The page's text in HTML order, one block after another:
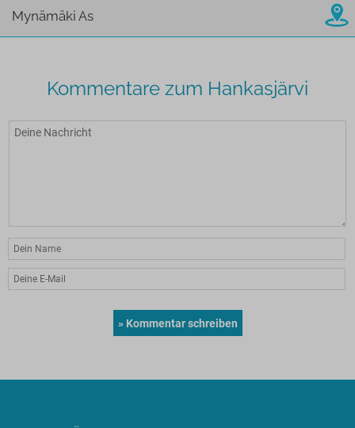
Mynämäki As
Kommentare zum Hankasjärvi